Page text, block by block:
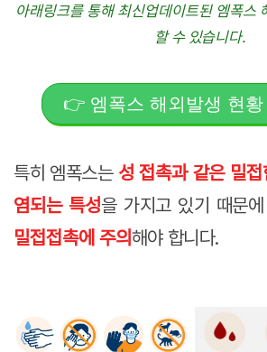
아래링크를 통해 최신업데이트된 엠폭스
할 수 있습니다.
👉 엠폭스 해외발생 현황
특히 엠폭스는 성 접촉과 같은 밀
염되는 특성을 가지고 있기 때문에
밀접접촉에 주의해야 합니다.